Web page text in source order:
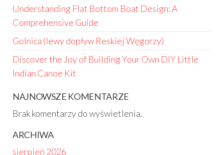
Understanding Flat Bottom Boat Design: A
Comprehensive Guide
Golnica (lewy dopływ Reskiej Węgorzy)
Discover the Joy of Building Your Own DIY Little
Indian Canoe Kit
NAJNOWSZE KOMENTARZE
Brak komentarzy do wyświetlenia.
ARCHIWA
sierpień 2026